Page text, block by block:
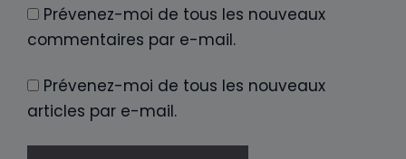
Prévenez-moi de tous les nouveaux
commentaires par e-mail.
Prévenez-moi de tous les nouveaux
articles par e-mail.